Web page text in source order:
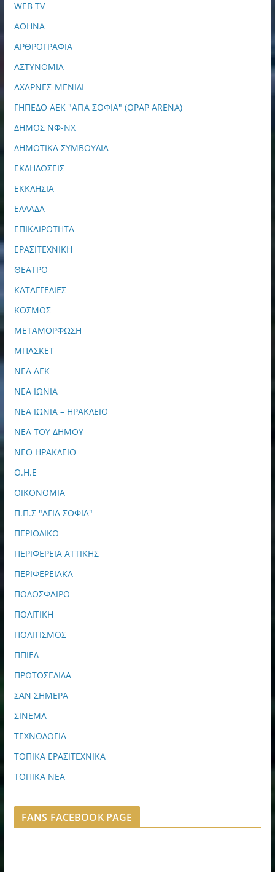
WEB TV
ΑΘΗΝΑ
ΑΡΘΡΟΓΡΑΦΙΑ
ΑΣΤΥΝΟΜΙΑ
ΑΧΑΡΝΕΣ-ΜΕΝΙΔΙ
ΓΗΠΕΔΟ ΑΕΚ "ΑΓΙΑ ΣΟΦΙΑ" (OPAP ARENA)
ΔΗΜΟΣ ΝΦ-ΝΧ
ΔΗΜΟΤΙΚΑ ΣΥΜΒΟΥΛΙΑ
ΕΚΔΗΛΩΣΕΙΣ
ΕΚΚΛΗΣΙΑ
ΕΛΛΑΔΑ
ΕΠΙΚΑΙΡΟΤΗΤΑ
ΕΡΑΣΙΤΕΧΝΙΚΗ
ΘΕΑΤΡΟ
ΚΑΤΑΓΓΕΛΙΕΣ
ΚΟΣΜΟΣ
ΜΕΤΑΜΟΡΦΩΣΗ
ΜΠΑΣΚΕΤ
ΝΕΑ ΑΕΚ
ΝΕΑ ΙΩΝΙΑ
ΝΕΑ ΙΩΝΙΑ – ΗΡΑΚΛΕΙΟ
ΝΕΑ ΤΟΥ ΔΗΜΟΥ
ΝΕΟ ΗΡΑΚΛΕΙΟ
Ο.Η.Ε
ΟΙΚΟΝΟΜΙΑ
Π.Π.Σ "ΑΓΙΑ ΣΟΦΙΑ"
ΠΕΡΙΟΔΙΚΟ
ΠΕΡΙΦΕΡΕΙΑ ΑΤΤΙΚΗΣ
ΠΕΡΙΦΕΡΕΙΑΚΑ
ΠΟΔΟΣΦΑΙΡΟ
ΠΟΛΙΤΙΚΗ
ΠΟΛΙΤΙΣΜΟΣ
ΠΠΙΕΔ
ΠΡΩΤΟΣΕΛΙΔΑ
ΣΑΝ ΣΗΜΕΡΑ
ΣΙΝΕΜΑ
ΤΕΧΝΟΛΟΓΙΑ
ΤΟΠΙΚΑ ΕΡΑΣΙΤΕΧΝΙΚΑ
ΤΟΠΙΚΑ ΝΕΑ
FANS FACEBOOK PAGE